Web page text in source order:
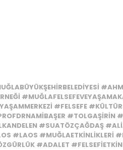
#FELSEFE
#TOLGAŞIRIN
#SUATÖZÇAĞDAŞ
#LAOS #MUĞLAETKINLIKLERI
#ADALET